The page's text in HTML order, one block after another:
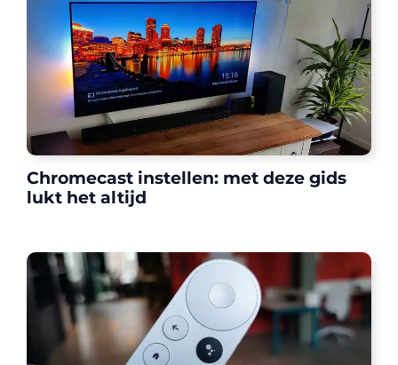
Chromecast instellen: met deze gids
lukt het altijd